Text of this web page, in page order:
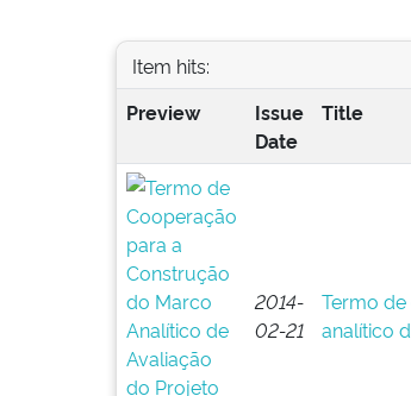
Item hits:
Preview
Issue
Date
Title
2014-
02-21
Termo
analítico